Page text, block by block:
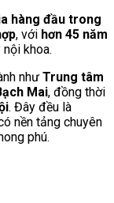
hàng đầu trong
, với hơn 45 năm
khoa.
như Trung tâm
Mai, đồng thời
. Đây đều là
nền tảng chuyên
phú.